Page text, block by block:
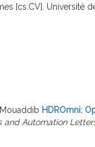
[cs.CV]. Université
HDROmni:
and Automation